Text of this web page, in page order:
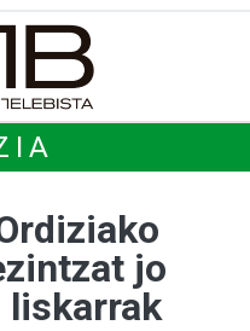
jo
liskarrak